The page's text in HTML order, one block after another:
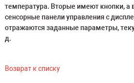
температура. Вторые имеют кнопки, а
сенсорные панели управления с
отражаются заданные параметры,
д.
Возврат к списку